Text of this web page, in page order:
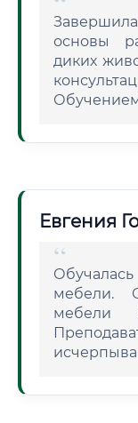
основы
диких
Обучением
Евгения
мебели.
мебели